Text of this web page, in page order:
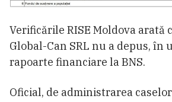
Verificările RISE Moldova arată
Global-Can SRL nu a depus, în
rapoarte financiare la BNS.
Oficial, de administrarea